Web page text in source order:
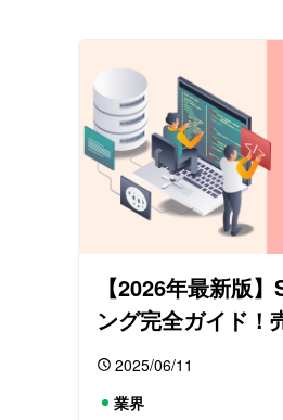
【2026年最新版
ング完全ガイド！
2025/06/11
業界